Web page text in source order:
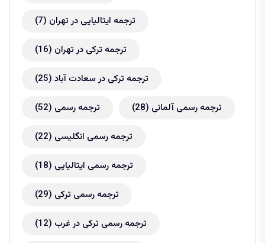
ترجمه ایتالیایی در تهران (7)
ترجمه ترکی در تهران (16)
ترجمه ترکی در سعادت آباد (25)
ترجمه رسمی (52) ترجمه رسمی آلمانی (28)
ترجمه رسمی انگلیسی (22)
ترجمه رسمی ایتالیایی (18)
ترجمه رسمی ترکی (29)
ترجمه رسمی ترکی در غرب (12)